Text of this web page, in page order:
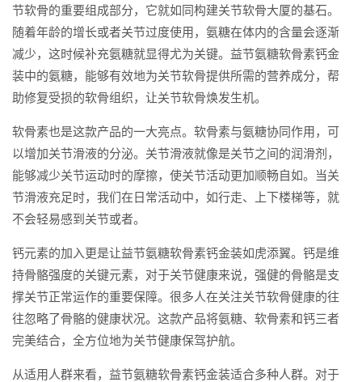
节软骨的重要组成部分，它就如同构建关节软骨大厦的基石。
随着年龄的增长或者关节过度使用，氨糖在体内的含量会逐渐
减少，这时候补充氨糖就显得尤为关键。益节氨糖软骨素钙金
装中的氨糖，能够有效地为关节软骨提供所需的营养成分，帮
助修复受损的软骨组织，让关节软骨焕发生机。
软骨素也是这款产品的一大亮点。软骨素与氨糖协同作用，可
以增加关节滑液的分泌。关节滑液就像是关节之间的润滑剂，
能够减少关节运动时的摩擦，使关节活动更加顺畅自如。当关
节滑液充足时，我们在日常活动中，如行走、上下楼梯等，就
不会轻易感到关节或者。
钙元素的加入更是让益节氨糖软骨素钙金装如虎添翼。钙是维
持骨骼强度的关键元素，对于关节健康来说，强健的骨骼是支
撑关节正常运作的重要保障。很多人在关注关节软骨健康的往
往忽略了骨骼的健康状况。这款产品将氨糖、软骨素和钙三者
完美结合，全方位地为关节健康保驾护航。
从适用人群来看，益节氨糖软骨素钙金装适合多种人群。对于